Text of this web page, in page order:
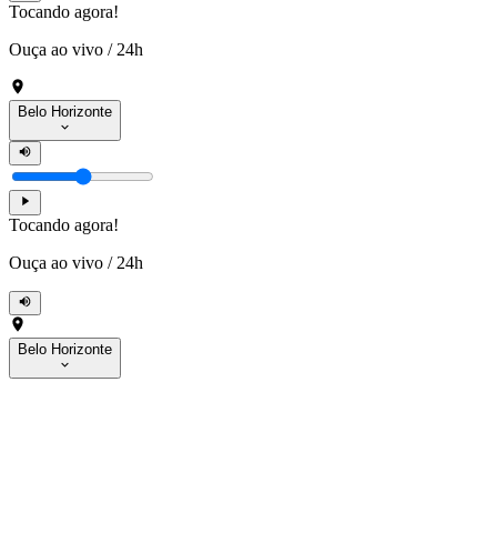
Tocando agora!
Ouça ao vivo / 24h
Belo Horizonte
Tocando agora!
Ouça ao vivo / 24h
Belo Horizonte